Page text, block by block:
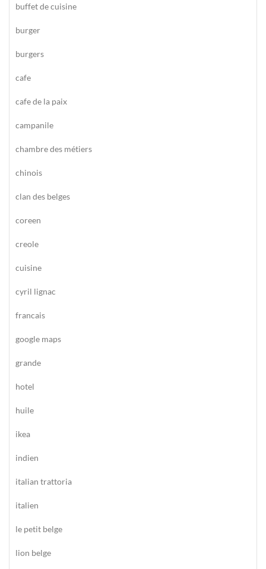
buffet de cuisine
burger
burgers
cafe
cafe de la paix
campanile
chambre des métiers
chinois
clan des belges
coreen
creole
cuisine
cyril lignac
francais
google maps
grande
hotel
huile
ikea
indien
italian trattoria
italien
le petit belge
lion belge